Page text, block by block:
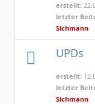
erstellt:
letzter
Sichmann
UPDs
erstellt:
letzter
Sichmann